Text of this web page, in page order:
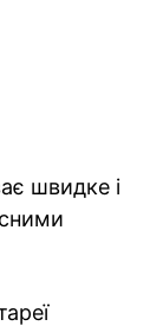
швидке і